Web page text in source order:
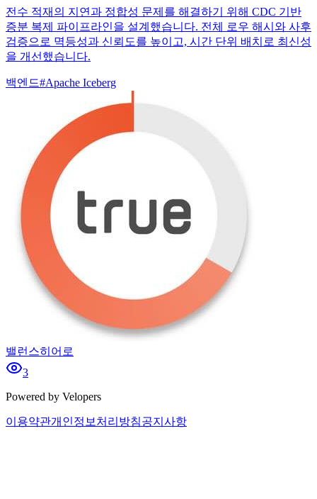
전수 적재의 지연과 정합성 문제를 해결하기 위해 CDC 기반
증분 복제 파이프라인을 설계했습니다. 전체 로우 해시와 사후
검증으로 멱등성과 신뢰도를 높이고, 시간 단위 배치로 최신성
을 개선했습니다.
백엔드#Apache Iceberg
밸런스히어로
3
Powered by Velopers
이용약관개인정보처리방침공지사항